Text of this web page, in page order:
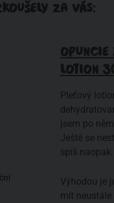
ZA VÁS:
OPUNCIE
LOTION
Pleťový
jsem po
Ještě se
spíš naopak.
Výhodou je
mít neustále